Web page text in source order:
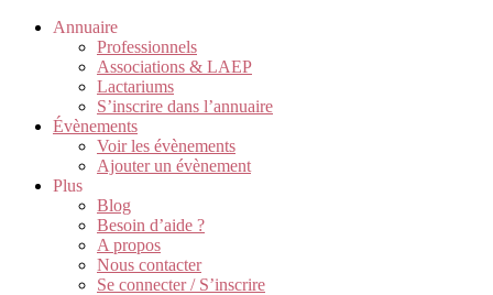
Annuaire
Professionnels
Associations & LAEP
Lactariums
S’inscrire dans l’annuaire
Évènements
Voir les évènements
Ajouter un évènement
Plus
Blog
Besoin d’aide ?
A propos
Nous contacter
Se connecter / S’inscrire